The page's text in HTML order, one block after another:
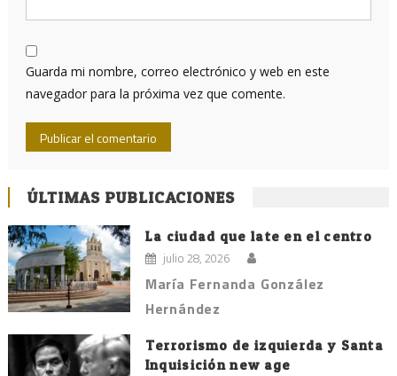
Guarda mi nombre, correo electrónico y web en este
navegador para la próxima vez que comente.
ÚLTIMAS PUBLICACIONES
La ciudad que late en el centro
julio 28, 2026
María Fernanda González
Hernández
Terrorismo de izquierda y Santa
Inquisición new age